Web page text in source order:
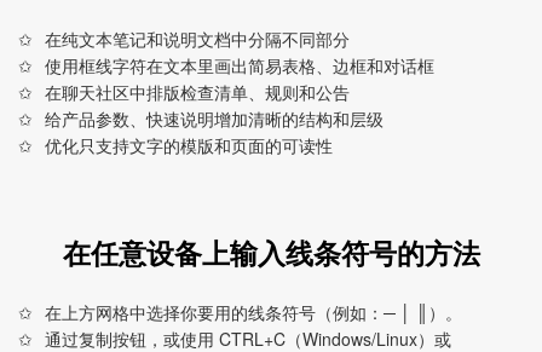
在纯文本笔记和说明文档中分隔不同部分
使用框线字符在文本里画出简易表格、边框和对话框
在聊天社区中排版检查清单、规则和公告
给产品参数、快速说明增加清晰的结构和层级
优化只支持文字的模版和页面的可读性
在任意设备上输入线条符号的方法
在上方网格中选择你要用的线条符号（例如：─ │ ║）。
通过复制按钮，或使用 CTRL+C（Windows/Linux）或